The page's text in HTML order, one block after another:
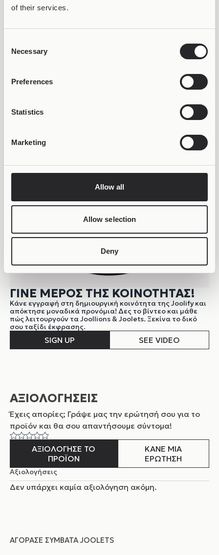
of their services.
Selection
Necessary
Preferences
Statistics
Marketing
Allow all
Allow selection
Deny
ΓΙΝΕ ΜΕΡΟΣ ΤΗΣ ΚΟΙΝΟΤΗΤΑΣ!
Κάνε εγγραφή στη δημιουργική κοινότητα της Joolify και
απόκτησε μοναδικά προνόμια! Δες το βίντεο και μάθε
πώς λειτουργούν τα Joollions & Joolets. Ξεκίνα το δικό
σου ταξίδι έκφρασης.
SIGN UP SEE VIDEO
LIFETIME WARRANTY
ΑΞΙΟΛΟΓΗΣΕΙΣ
Έχεις απορίες; Γράψε μας την ερώτησή σου για το
προϊόν και θα σου απαντήσουμε σύντομα!
ΑΞΙΟΛΟΓΗΣΕ ΤΟ
ΠΡΟΪΟΝ
ΚΑΝΕ ΜΙΑ
ΕΡΩΤΗΣΗ
Αξιολογήσεις
Δεν υπάρχει καμία αξιολόγηση ακόμη.
ΑΓΌΡΑΣΕ ΣΥΜΒΑΤΆ JOOLETS